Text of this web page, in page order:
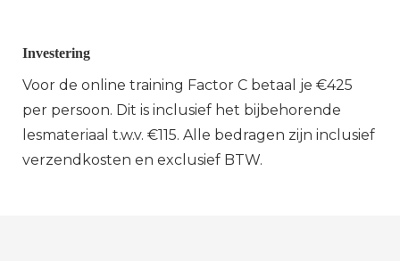
Investering
Voor de online training Factor C betaal je €425
per persoon. Dit is inclusief het bijbehorende
lesmateriaal t.w.v. €115. Alle bedragen zijn inclusief
verzendkosten en exclusief BTW.